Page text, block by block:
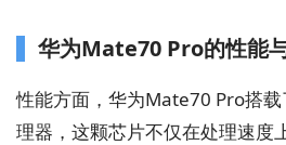
华为Mate70 Pro的性能
性能方面，华为Mate70 Pro搭
理器，这颗芯片不仅在处理速度